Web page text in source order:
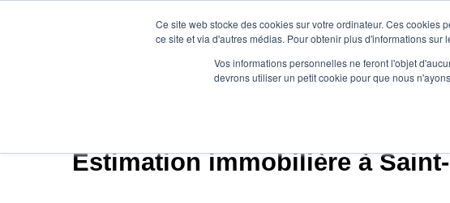
Ce site web stocke des cookies sur votre ordinateur. Ces
ce site et via d'autres médias. Pour obtenir plus d'informations
Vos informations personnelles ne feront l'objet
devrons utiliser un petit cookie pour que nous
Estimation immobilière à